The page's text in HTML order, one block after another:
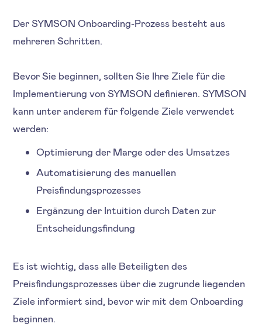
Der SYMSON Onboarding-Prozess besteht aus
mehreren Schritten.
Bevor Sie beginnen, sollten Sie Ihre Ziele für die
Implementierung von SYMSON definieren. SYMSON
kann unter anderem für folgende Ziele verwendet
werden:
Optimierung der Marge oder des Umsatzes
Automatisierung des manuellen
Preisfindungsprozesses
Ergänzung der Intuition durch Daten zur
Entscheidungsfindung
Es ist wichtig, dass alle Beteiligten des
Preisfindungsprozesses über die zugrunde liegenden
Ziele informiert sind, bevor wir mit dem Onboarding
beginnen.